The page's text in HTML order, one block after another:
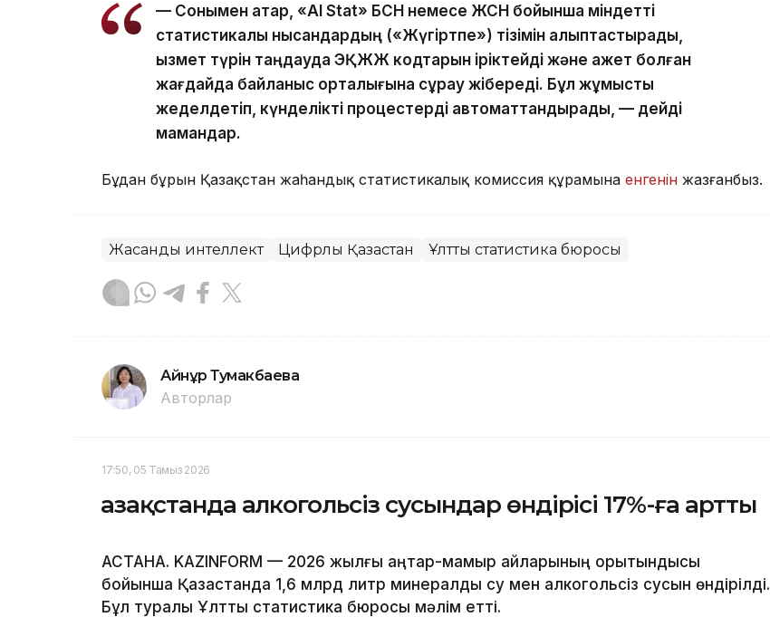
— Сонымен қатар, «AI Stat» БСН немесе ЖСН бойынша міндетті
статистикалық нысандардың («Жүгіртпе») тізімін қалыптастырады,
қызмет түрін таңдауда ЭҚЖЖ кодтарын іріктейді және қажет болған
жағдайда байланыс орталығына сұрау жібереді. Бұл жұмысты
жеделдетіп, күнделікті процестерді автоматтандырады, — дейді
мамандар.
Бұдан бұрын Қазақстан жаһандық статистикалық комиссия құрамына енгенін жазғанбыз.
Жасанды интеллект Цифрлық Қазақстан Ұлттық статистика бюросы
Айнұр Тумакбаева
Авторлар
17:50, 05 Тамыз 2026
Қазақстанда алкогольсіз сусындар өндірісі 17%-ға артты
АСТАНА. KAZINFORM — 2026 жылғы қаңтар-мамыр айларының қорытындысы
бойынша Қазақстанда 1,6 млрд литр минералды су мен алкогольсіз сусын өндірілді.
Бұл туралы Ұлттық статистика бюросы мәлім етті.